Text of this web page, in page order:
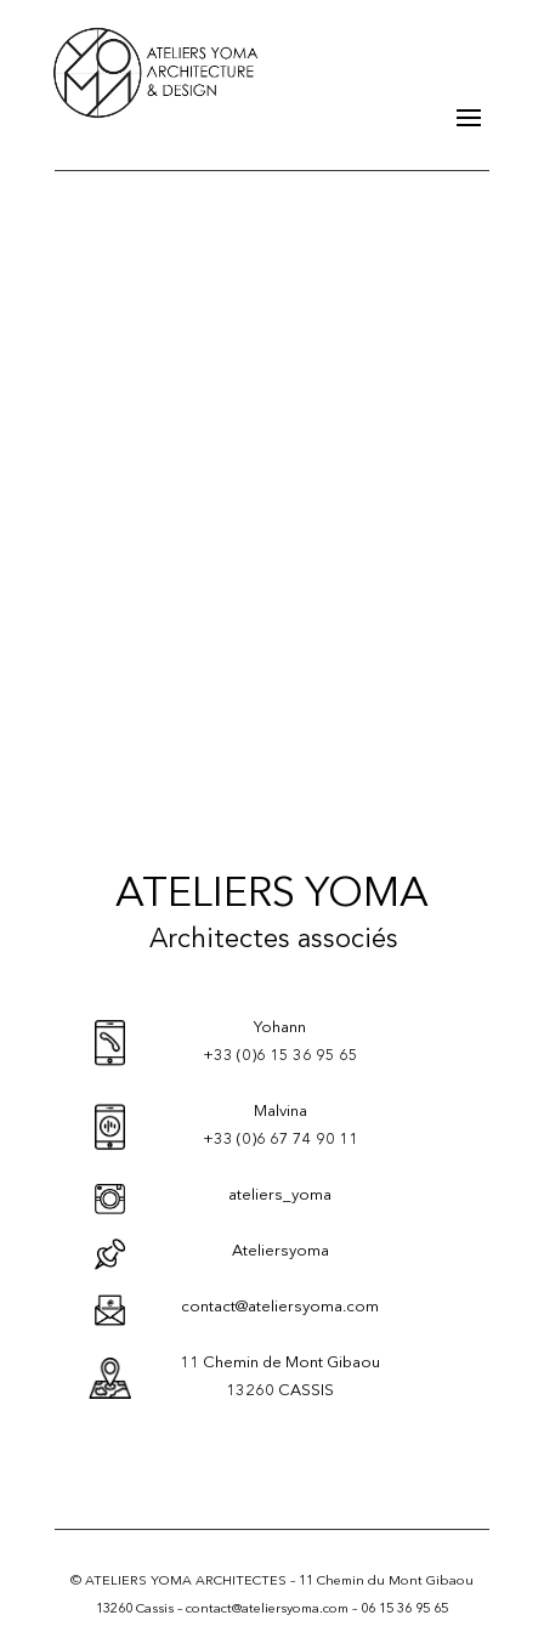
ATELIERS YOMA
Architectes associés
Yohann
+33 (0)6 15 36 95 65
Malvina
+33 (0)6 67 74 90 11
ateliers_yoma
Ateliersyoma
contact@ateliersyoma.com
11 Chemin de Mont Gibaou
13260 CASSIS
© ATELIERS YOMA ARCHITECTES – 11 Chemin du Mont Gibaou
13260 Cassis– contact@ateliersyoma.com – 06 15 36 95 65